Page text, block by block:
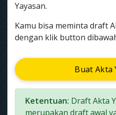
Yayasan.
Kamu bisa meminta draft
dengan klik button
Buat Akta
Ketentuan: Draft Akta
merupakan draft awal